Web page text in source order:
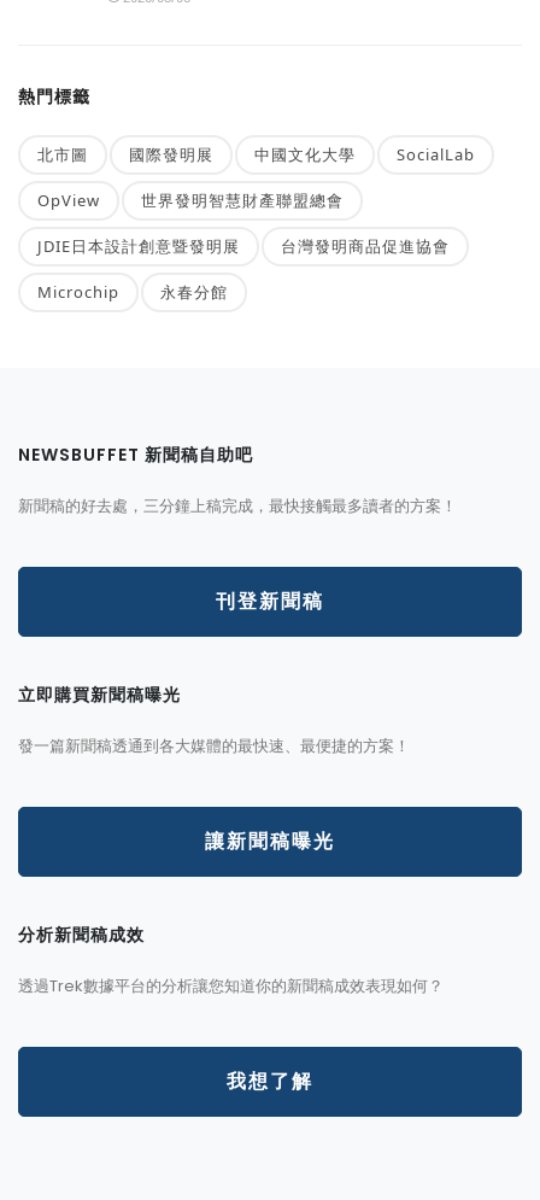
熱門標籤
北市圖 國際發明展 中國文化大學 SocialLab
OpView 世界發明智慧財產聯盟總會
JDIE日本設計創意暨發明展 台灣發明商品促進協會
Microchip 永春分館
NEWSBUFFET 新聞稿自助吧
新聞稿的好去處，三分鐘上稿完成，最快接觸最多讀者的方案！
刊登新聞稿
立即購買新聞稿曝光
發一篇新聞稿透通到各大媒體的最快速、最便捷的方案！
讓新聞稿曝光
分析新聞稿成效
透過Trek數據平台的分析讓您知道你的新聞稿成效表現如何？
我想了解